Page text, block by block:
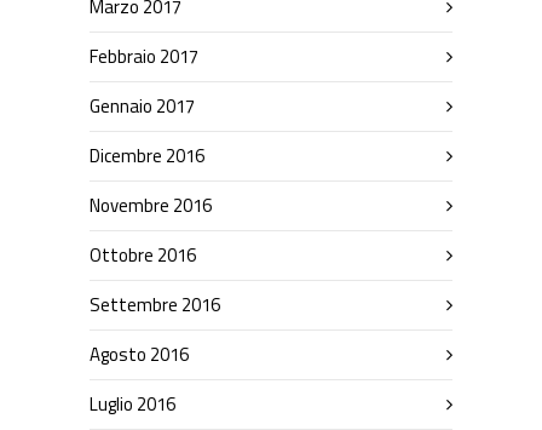
Marzo 2017
Febbraio 2017
Gennaio 2017
Dicembre 2016
Novembre 2016
Ottobre 2016
Settembre 2016
Agosto 2016
Luglio 2016